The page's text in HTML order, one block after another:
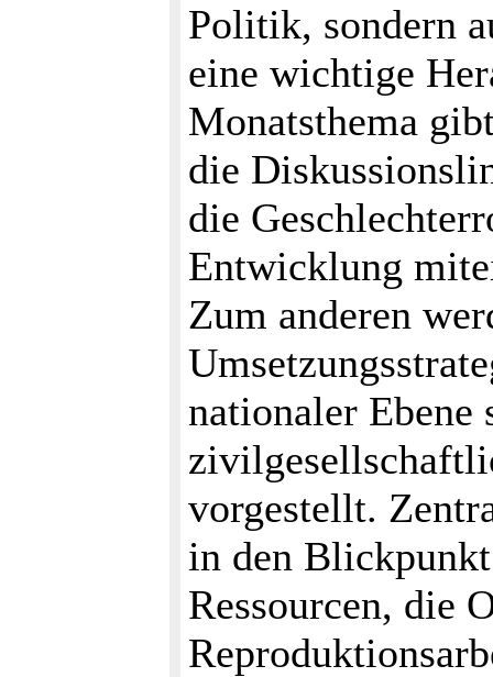
Politik, sondern
eine wichtige
Monatsthema
die
die
Entwicklung
Zum anderen
nationaler
vorgestellt.
in den
Ressourcen, die